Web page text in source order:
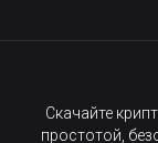
Скачайте
простотой,